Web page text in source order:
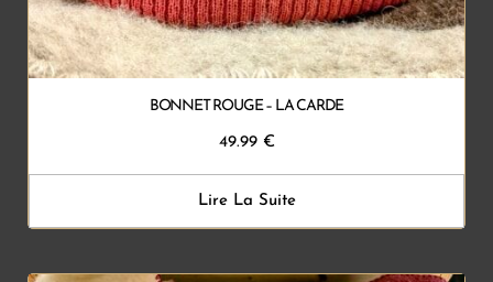
BONNET ROUGE – LA CARDE
49.99 €
Lire La Suite